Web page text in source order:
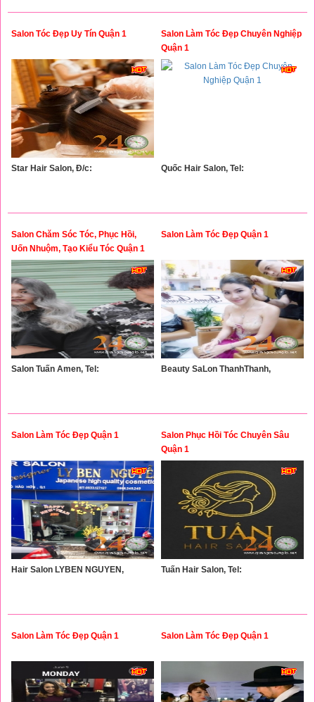
Salon Tóc Đẹp Uy Tín Quận 1
Star Hair Salon, Đ/c:
Salon Làm Tóc Đẹp Chuyên Nghiệp
Quận 1
Quốc Hair Salon, Tel:
Salon Chăm Sóc Tóc, Phục Hồi,
Uốn Nhuộm, Tạo Kiểu Tóc Quận 1
Salon Tuấn Amen, Tel:
Salon Làm Tóc Đẹp Quận 1
Beauty SaLon ThanhThanh,
Salon Làm Tóc Đẹp Quận 1
Hair Salon LYBEN NGUYEN,
Salon Phục Hồi Tóc Chuyên Sâu
Quận 1
Tuấn Hair Salon, Tel:
Salon Làm Tóc Đẹp Quận 1 Salon Làm Tóc Đẹp Quận 1